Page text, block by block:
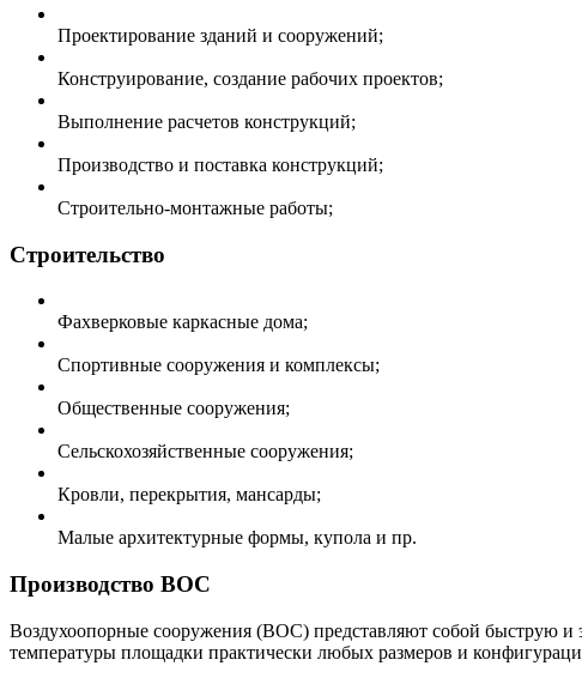
Проектирование зданий и сооружений;
Конструирование, создание рабочих проектов;
Выполнение расчетов конструкций;
Производство и поставка конструкций;
Строительно-монтажные работы;
Строительство
Фахверковые каркасные дома;
Спортивные сооружения и комплексы;
Общественные сооружения;
Сельскохозяйственные сооружения;
Кровли, перекрытия, мансарды;
Малые архитектурные формы, купола и пр.
Производство ВОС
Воздухоопорные сооружения (ВОС) представляют собой быструю и
температуры площадки практически любых размеров и